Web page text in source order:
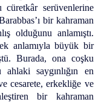
serüvenlerine
bir kahraman
olduğunu anlamıştı.
anlamıyla büyük bir
Burada, ona coşku
saygınlığın en
cesarete, erkekliğe ve
bir kahraman